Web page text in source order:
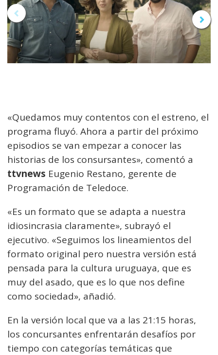
«Quedamos muy contentos con el estreno, el
programa fluyó. Ahora a partir del próximo
episodios se van empezar a conocer las
historias de los consursantes», comentó a
ttvnews Eugenio Restano, gerente de
Programación de Teledoce.
«Es un formato que se adapta a nuestra
idiosincrasia claramente», subrayó el
ejecutivo. «Seguimos los lineamientos del
formato original pero nuestra versión está
pensada para la cultura uruguaya, que es
muy del asado, que es lo que nos define
como sociedad», añadió.
En la versión local que va a las 21:15 horas,
los concursantes enfrentarán desafíos por
tiempo con categorías temáticas que